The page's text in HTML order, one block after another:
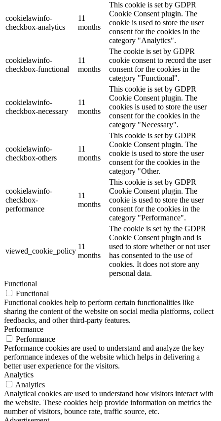
cookielawinfo-
checkbox-analytics
11
months
This cookie is set by GDPR
Cookie Consent plugin. The
cookie is used to store the user
consent for the cookies in the
category "Analytics".
cookielawinfo-
checkbox-functional
11
months
The cookie is set by GDPR
cookie consent to record the user
consent for the cookies in the
category "Functional".
cookielawinfo-
checkbox-necessary
11
months
This cookie is set by GDPR
Cookie Consent plugin. The
cookies is used to store the user
consent for the cookies in the
category "Necessary".
cookielawinfo-
checkbox-others
11
months
This cookie is set by GDPR
Cookie Consent plugin. The
cookie is used to store the user
consent for the cookies in the
category "Other.
cookielawinfo-
checkbox-
performance
11
months
This cookie is set by GDPR
Cookie Consent plugin. The
cookie is used to store the user
consent for the cookies in the
category "Performance".
viewed_cookie_policy
11
months
The cookie is set by the GDPR
Cookie Consent plugin and is
used to store whether or not user
has consented to the use of
cookies. It does not store any
personal data.
Functional
Functional
Functional cookies help to perform certain functionalities like
sharing the content of the website on social media platforms, collect
feedbacks, and other third-party features.
Performance
Performance
Performance cookies are used to understand and analyze the key
performance indexes of the website which helps in delivering a
better user experience for the visitors.
Analytics
Analytics
Analytical cookies are used to understand how visitors interact with
the website. These cookies help provide information on metrics the
number of visitors, bounce rate, traffic source, etc.